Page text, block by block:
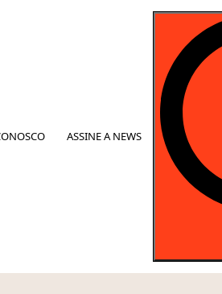
ASSINE A NEWS